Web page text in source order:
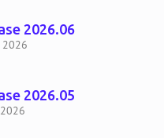
2026
2026.06
2026.05